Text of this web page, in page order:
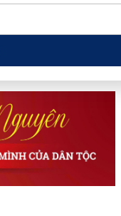
trọng điểm, mở cánh